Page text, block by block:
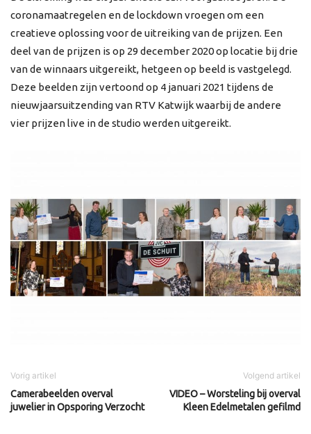
coronamaatregelen en de lockdown vroegen om een
creatieve oplossing voor de uitreiking van de prijzen. Een
deel van de prijzen is op 29 december 2020 op locatie bij drie
van de winnaars uitgereikt, hetgeen op beeld is vastgelegd.
Deze beelden zijn vertoond op 4 januari 2021 tijdens de
nieuwjaarsuitzending van RTV Katwijk waarbij de andere
vier prijzen live in de studio werden uitgereikt.
Vorig artikel
Camerabeelden overval
juwelier in Opsporing Verzocht
Volgend artikel
VIDEO – Worsteling bij overval
Kleen Edelmetalen gefilmd